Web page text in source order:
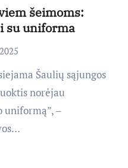
šeimoms:
su uniforma
Šaulių sąjungos
norėjau
uniformą”, –